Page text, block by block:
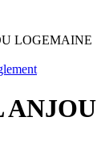
LOGEMAINE